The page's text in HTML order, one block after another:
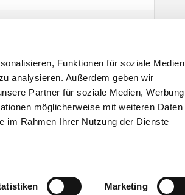
Funktionen für soziale Medien
analysieren. Außerdem geben wir
Partner für soziale Medien, Werbung
möglicherweise mit weiteren Daten
im Rahmen Ihrer Nutzung der Dienste
Marketing
Du möchtest mehr verdienen und trotzdem Zeit für Dein Privatleben haben? Komm als Pflegefachkraft (m/w/d) – Zeitarbeit in Hamburg zu EMPLOYA und sichere Dir ab 28 €/Std. plus 2.000 € Willkommensprämie. Top‑Vorteile auf einen Blick ● Ab 28 € brutto pro Stunde – deutlich über vielen klassischen Festanstellungen ● 2.000 € Willkommensprämie – fair und transparent ausgezahlt ● 30 Tage Urlaub plus Urlaubs- und Weihnachtsgeld bis 500 € ● Zuschläge: 100 % Feiertage, 50 % Sonntage, 25 % Nächte, 20 % Sam…
für Arbeit Statistiken